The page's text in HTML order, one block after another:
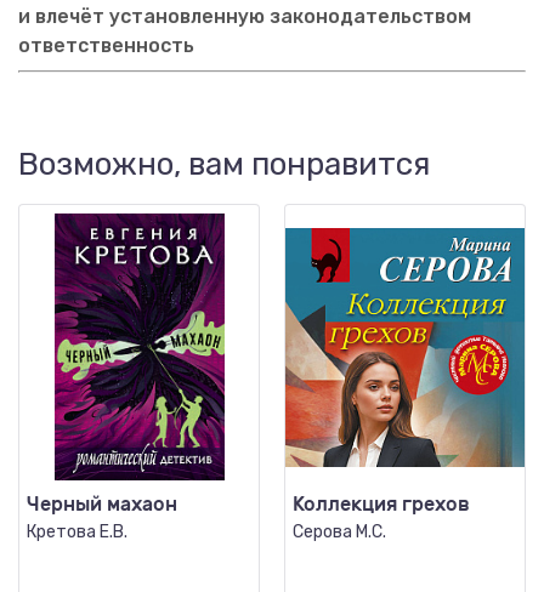
и влечёт установленную законодательством
ответственность
Возможно, вам понравится
Черный махаон
Кретова Е.В.
Коллекция грехов
Серова М.С.